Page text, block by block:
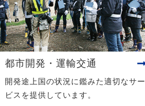
都市開発・運輸交通
開発途上国の状況に鑑みた適切なサー
ビスを提供しています。